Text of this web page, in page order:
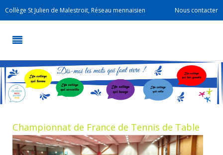
Collège St Julien de Malestroit, Réseau mennaisien Nous contacter
Championnat de France de Tennis de Table